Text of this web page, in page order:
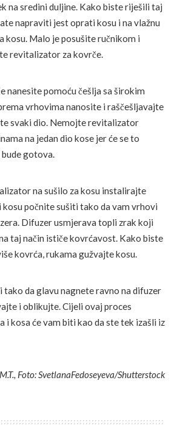
na sredini duljine. Kako biste riješili taj
napraviti jest oprati kosu i na vlažnu
kosu. Malo je posušite ručnikom i
revitalizator za kovrče.
nanesite pomoću češlja sa širokim
vrhovima nanosite i raščešljavajte
svaki dio. Nemojte revitalizator
na jedan dio kose jer će se to
gotova.
na sušilo za kosu instalirajte
počnite sušiti tako da vam vrhovi
Difuzer usmjerava topli zrak koji
taj način ističe kovrćavost. Kako biste
kovrća, rukama gužvajte kosu.
tako da glavu nagnete ravno na difuzer
i oblikujte. Cijeli ovaj proces
i kosa će vam biti kao da ste tek izašli iz
Foto: SvetlanaFedoseyeva/Shutterstock